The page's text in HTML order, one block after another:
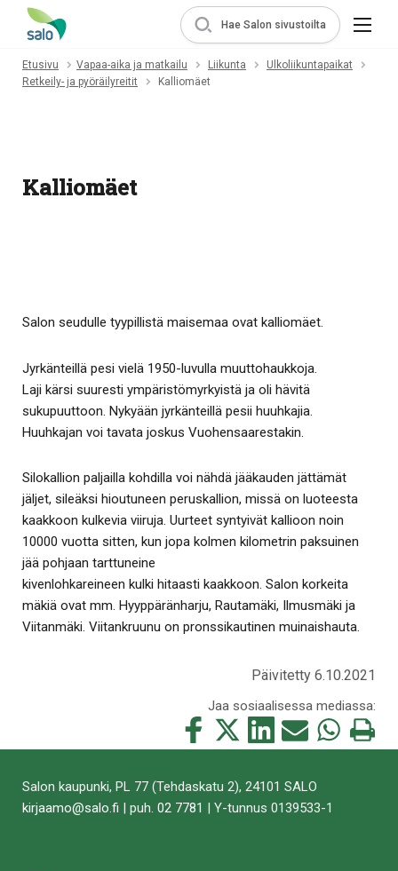
Hae Salon sivustoilta
Etusivu Vapaa-aika ja matkailu Liikunta
Ulkoliikuntapaikat
Retkeily- ja pyöräilyreitit
Kalliomäet
Kalliomäet
Salon seudulle tyypillistä maisemaa ovat kalliomäet.
Jyrkänteillä pesi vielä 1950-luvulla muuttohaukkoja.
Laji kärsi suuresti ympäristömyrkyistä ja oli hävitä
sukupuuttoon. Nykyään jyrkänteillä pesii huuhkajia.
Huuhkajan voi tavata joskus Vuohensaarestakin.
Silokallion paljailla kohdilla voi nähdä jääkauden jättämät
jäljet, sileäksi hioutuneen peruskallion, missä on luoteesta
kaakkoon kulkevia viiruja. Uurteet syntyivät kallioon noin
10000 vuotta sitten, kun jopa kolmen kilometrin paksuinen
jää pohjaan tarttuneine
kivenlohkareineen kulki hitaasti kaakkoon. Salon korkeita
mäkiä ovat mm. Hyyppäränharju, Rautamäki, Ilmusmäki ja
Viitanmäki. Viitankruunu on pronssikautinen muinaishauta.
Päivitetty 6.10.2021
Jaa sosiaalisessa mediassa:
Jaa
tämä
Jaa
tämä
Jaa
tämä
Jaa
tämä
Jaa
tämä
Tulosta
tämä
Salon kaupunki, PL 77 (Tehdaskatu 2), 24101 SALO
kirjaamo@salo.fi | puh. 02 7781 | Y-tunnus 0139533-1